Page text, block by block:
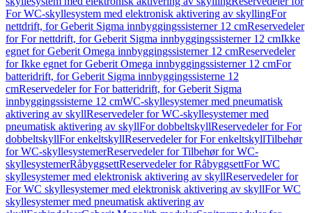
For WC-skyllesystem med elektronisk aktivering av skyllingFor
nettdrift, for Geberit Sigma innbyggingssisterner 12 cmReservedeler
for For nettdrift, for Geberit Sigma innbyggingssisterner 12 cmIkke
egnet for Geberit Omega innbyggingssisterner 12 cmReservedeler
for Ikke egnet for Geberit Omega innbyggingssisterner 12 cmFor
batteridrift, for Geberit Sigma innbyggingssisterne 12
cmReservedeler for For batteridrift, for Geberit Sigma
innbyggingssisterne 12 cmWC-skyllesystemer med pneumatisk
aktivering av skyllReservedeler for WC-skyllesystemer med
pneumatisk aktivering av skyllFor dobbeltskyllReservedeler for For
dobbeltskyllFor enkeltskyllReservedeler for For enkeltskyllTilbehør
for WC-skyllesystemerReservedeler for Tilbehør for WC-
skyllesystemerRåbyggsettReservedeler for RåbyggsettFor WC
skyllesystemer med elektronisk aktivering av skyllReservedeler for
For WC skyllesystemer med elektronisk aktivering av skyllFor WC
skyllesystemer med pneumatisk aktivering av